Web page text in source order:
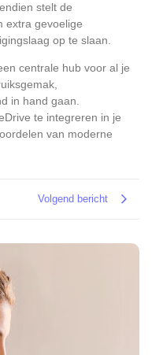
stelt de
extra gevoelige
op te slaan.
centrale hub voor al je
in hand gaan.
te integreren in je
van moderne
Volgend bericht